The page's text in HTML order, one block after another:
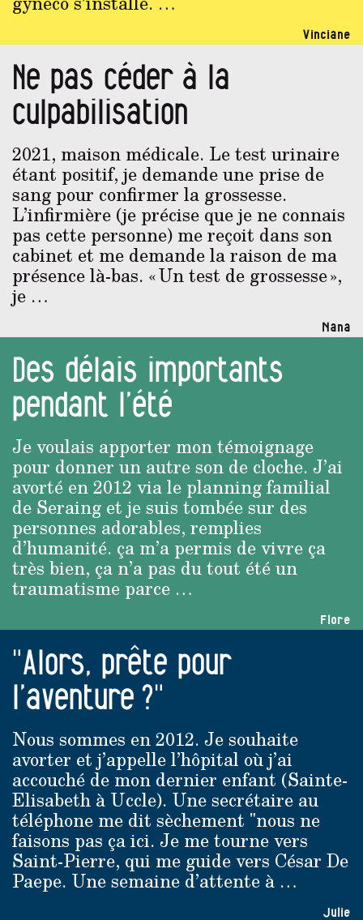
Vinciane
Ne pas céder à la
culpabilisation
2021, maison médicale. Le test urinaire
étant positif, je demande une prise de
sang pour confirmer la grossesse.
L’infirmière (je précise que je ne connais
pas cette personne) me reçoit dans son
cabinet et me demande la raison de ma
présence là-bas. « Un test de grossesse »,
je …
Nana
Des délais importants
pendant l’été
Je voulais apporter mon témoignage
pour donner un autre son de cloche. J’ai
avorté en 2012 via le planning familial
de Seraing et je suis tombée sur des
personnes adorables, remplies
d’humanité. ça m’a permis de vivre ça
très bien, ça n’a pas du tout été un
traumatisme parce …
Flore
"Alors, prête pour
l’aventure ?"
Nous sommes en 2012. Je souhaite
avorter et j’appelle l’hôpital où j’ai
accouché de mon dernier enfant (Sainte-
Elisabeth à Uccle). Une secrétaire au
téléphone me dit sèchement "nous ne
faisons pas ça ici. Je me tourne vers
Saint-Pierre, qui me guide vers César De
Paepe. Une semaine d’attente à …
Julie